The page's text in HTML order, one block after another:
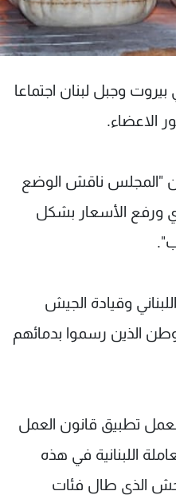
وجبل لبنان اجتماعا
الاعضاء.
أن "المجلس ناقش الوضع
ورفع الأسعار بشكل
وقيادة الجيش
الذين رسموا بدمائهم
تطبيق قانون العمل
اللبنانية في هذه
الذي طال فئات
الإسـتخدام